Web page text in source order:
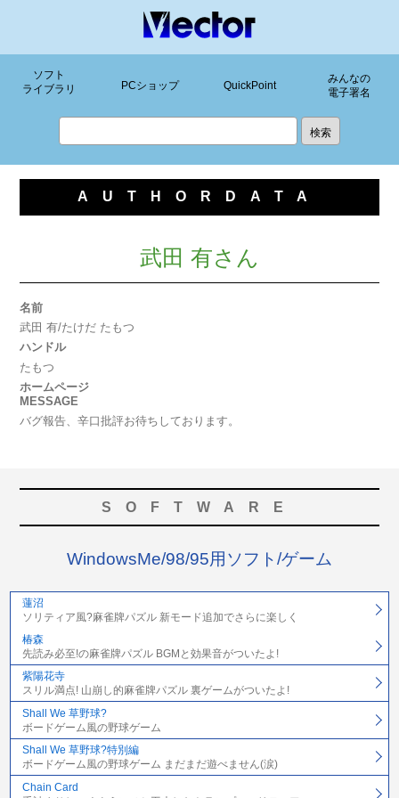
ソフト
ライブラリ
PCショップ QuickPoint
みんなの
電子署名
AUTHORDATA
武田 有さん
名前
武田 有/たけだ たもつ
ハンドル
たもつ
ホームページ
MESSAGE
バグ報告、辛口批評お待ちしております。
SOFTWARE
WindowsMe/98/95用ソフト/ゲーム
蓮沼
ソリティア風?麻雀牌パズル 新モード追加でさらに楽しく
椿森
先読み必至!の麻雀牌パズル BGMと効果音がついたよ!
紫陽花寺
スリル満点! 山崩し的麻雀牌パズル 裏ゲームがついたよ!
Shall We 草野球?
ボードゲーム風の野球ゲーム
Shall We 草野球?特別編
ボードゲーム風の野球ゲーム まだまだ遊べません(涙)
Chain Card